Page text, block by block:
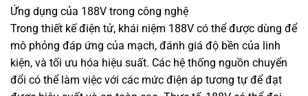
Ứng dụng của 188V trong công nghệ
Trong thiết kế điện tử, khái niệm 188V có thể được dùng để
mô phỏng đáp ứng của mạch, đánh giá độ bền của linh
kiện, và tối ưu hóa hiệu suất. Các hệ thống nguồn chuyển
đổi có thể làm việc với các mức điện áp tương tự để đạt